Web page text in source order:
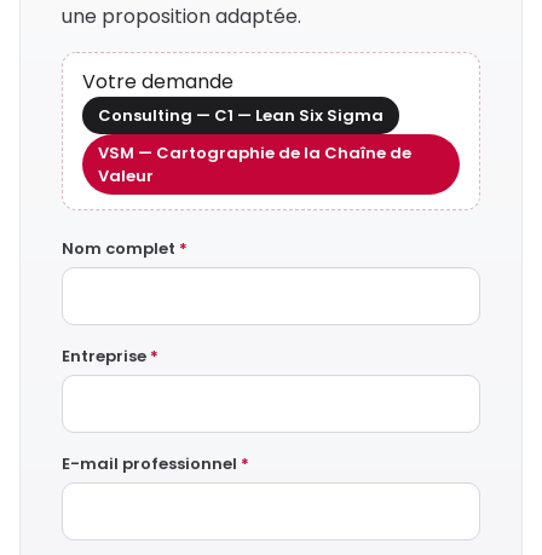
une proposition adaptée.
Votre demande
Consulting — C1 — Lean Six Sigma
VSM — Cartographie de la Chaîne de
Valeur
Nom complet *
Entreprise *
E-mail professionnel *